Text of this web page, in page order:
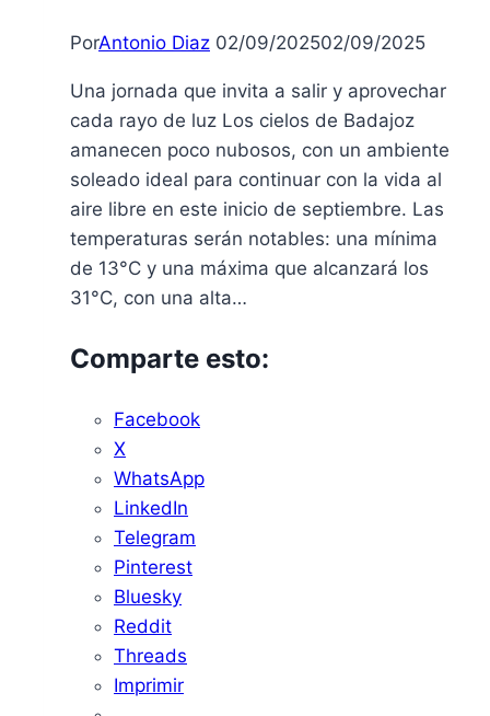
PorAntonio Diaz 02/09/202502/09/2025
Una jornada que invita a salir y aprovechar
cada rayo de luz Los cielos de Badajoz
amanecen poco nubosos, con un ambiente
soleado ideal para continuar con la vida al
aire libre en este inicio de septiembre. Las
temperaturas serán notables: una mínima
de 13°C y una máxima que alcanzará los
31°C, con una alta…
Comparte esto:
Facebook
X
WhatsApp
LinkedIn
Telegram
Pinterest
Bluesky
Reddit
Threads
Imprimir